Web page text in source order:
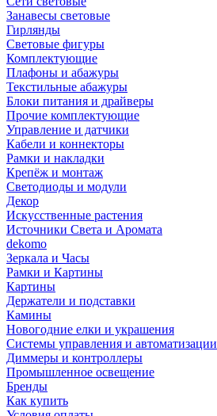
Занавесы световые
Гирлянды
Световые фигуры
Комплектующие
Плафоны и абажуры
Текстильные абажуры
Блоки питания и драйверы
Прочие комплектующие
Управление и датчики
Кабели и коннекторы
Рамки и накладки
Крепёж и монтаж
Светодиоды и модули
Декор
Искусственные растения
Источники Света и Аромата
dekomo
Зеркала и Часы
Рамки и Картины
Картины
Держатели и подставки
Камины
Новогодние елки и украшения
Системы управления и автоматизации
Диммеры и контроллеры
Промышленное освещение
Бренды
Как купить